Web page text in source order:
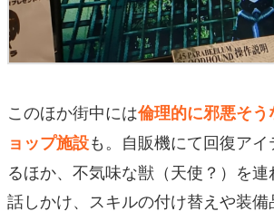
このほか街中には倫理的に邪悪そ
ョップ施設も。自販機にて回復ア
るほか、不気味な獣（天使？）を
話しかけ、スキルの付け替えや装備